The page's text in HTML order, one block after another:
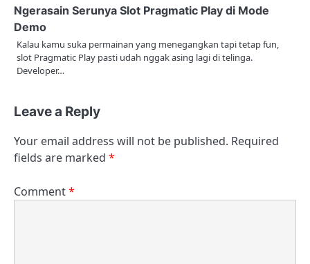
Ngerasain Serunya Slot Pragmatic Play di Mode
Demo
Kalau kamu suka permainan yang menegangkan tapi tetap fun,
slot Pragmatic Play pasti udah nggak asing lagi di telinga.
Developer…
Leave a Reply
Your email address will not be published. Required
fields are marked *
Comment*